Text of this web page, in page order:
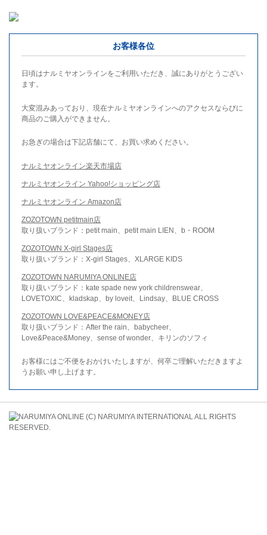
お客様各位
日頃はナルミヤオンラインをご利用いただき、誠にありがとうござい
ます。
大変混みあっており、現在ナルミヤオンラインへのアクセスならびに
商品のご購入ができません。
お急ぎの場合は下記店舗にて、お買い求めください。
ナルミヤオンライン楽天市場店
ナルミヤオンライン Yahoo!ショッピング店
ナルミヤオンライン Amazon店
ZOZOTOWN petitmain店
取り扱いブランド：petit main、petit main LIEN、b・ROOM
ZOZOTOWN X-girl Stages店
取り扱いブランド：X-girl Stages、XLARGE KIDS
ZOZOTOWN NARUMIYA ONLINE店
取り扱いブランド：kate spade new york childrenswear、
LOVETOXIC、kladskap、by loveit、Lindsay、BLUE CROSS
ZOZOTOWN LOVE&PEACE&MONEY店
取り扱いブランド：After the rain、babycheer、
Love&Peace&Money、sense of wonder、キリンのソフィ
お客様にはご不便をおかけいたしますが、何卒ご理解いただきますよ
うお願い申し上げます。